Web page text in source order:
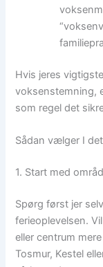
Hvis jeres
voksenstemning,
som regel det
Sådan vælger I
1. Start med
Spørg først jer
ferieoplevelsen.
eller centrum
Tosmur, Kestel